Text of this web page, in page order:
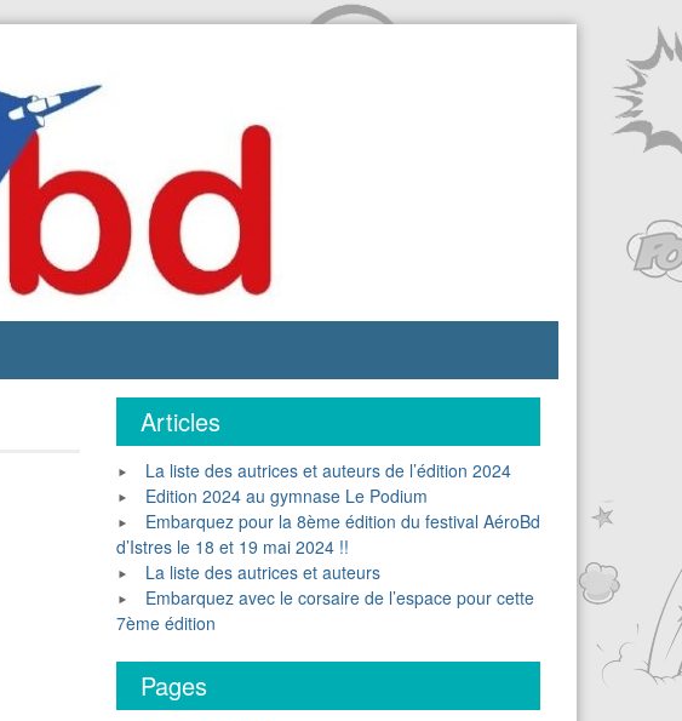
Articles
La liste des autrices et auteurs de l’édition 2024
Edition 2024 au gymnase Le Podium
Embarquez pour la 8ème édition du festival AéroBd
d’Istres le 18 et 19 mai 2024 !!
La liste des autrices et auteurs
Embarquez avec le corsaire de l’espace pour cette
7ème édition
Pages